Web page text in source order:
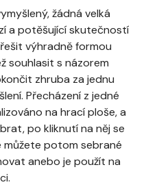
žádná velká
a potěšující skutečností
výhradně formou
souhlasit s názorem
zhruba za jednu
Přecházení z jedné
na hrací ploše, a
po kliknutí na něj se
můžete potom sebrané
anebo je použít na